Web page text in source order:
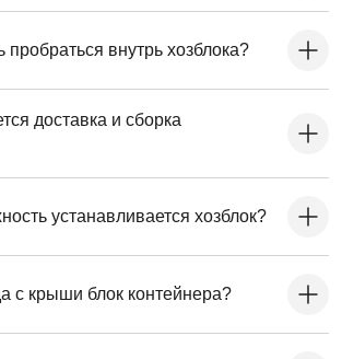
внутрь хозблока?
доставка и сборка
устанавливается хозблок?
с крыши блок контейнера?